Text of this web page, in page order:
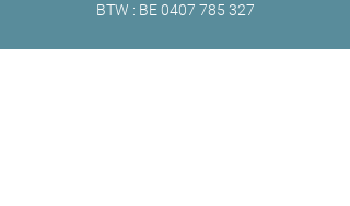
BTW : BE0407 785 327